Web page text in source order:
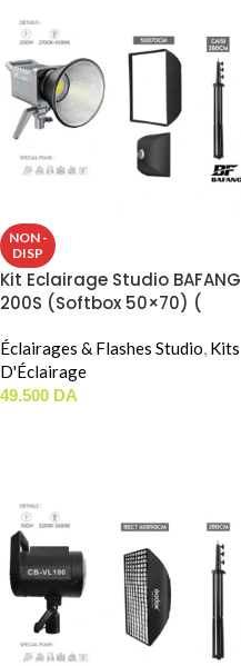
NON -
DISP
Kit Eclairage Studio BAFANG
200S (Softbox 50×70) (
Éclairages & Flashes Studio, Kits
D'Éclairage
49.500 DA